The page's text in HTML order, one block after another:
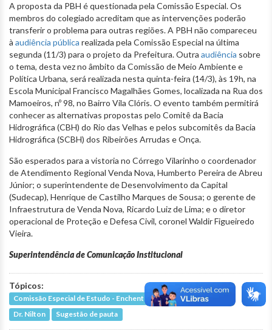
A proposta da PBH é questionada pela Comissão Especial. Os
membros do colegiado acreditam que as intervenções poderão
transferir o problema para outras regiões. A PBH não compareceu
à audiência pública realizada pela Comissão Especial na última
segunda (11/3) para o projeto da Prefeitura. Outra audiência sobre
o tema, desta vez no âmbito da Comissão de Meio Ambiente e
Política Urbana, será realizada nesta quinta-feira (14/3), às 19h, na
Escola Municipal Francisco Magalhães Gomes, localizada na Rua dos
Mamoeiros, nº 98, no Bairro Vila Clóris. O evento também permitirá
conhecer as alternativas propostas pelo Comitê da Bacia
Hidrográfica (CBH) do Rio das Velhas e pelos subcomitês da Bacia
Hidrográfica (SCBH) dos Ribeirões Arrudas e Onça.
São esperados para a vistoria no Córrego Vilarinho o coordenador
de Atendimento Regional Venda Nova, Humberto Pereira de Abreu
Júnior; o superintendente de Desenvolvimento da Capital
(Sudecap), Henrique de Castilho Marques de Sousa; o gerente de
Infraestrutura de Venda Nova, Ricardo Luiz de Lima; e o diretor
operacional de Proteção e Defesa Civil, coronel Waldir Figueiredo
Vieira.
Superintendência de Comunicação Institucional
Tópicos:
Comissão Especial de Estudo - Enchentes da Avenida Vilarinho
Dr. Nilton
Sugestão de pauta